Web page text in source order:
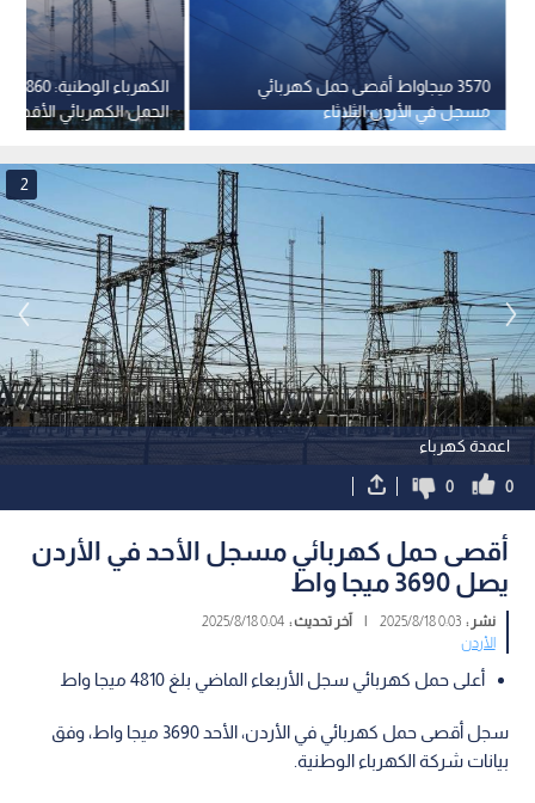
الحمل الكهربائي
السبت
3570 ميجاواط أقصى حمل كهربائي
مسجل في الأردن الثلاثاء
اعمدة كهرباء
2
0
0
أقصى حمل كهربائي مسجل الأحد في الأردن
يصل 3690 ميجا واط
نشر :0:03 2025/8/18
| آخر تحديث :0:04 2025/8/18
الأردن
أعلى حمل كهربائي سجل الأربعاء الماضي بلغ 4810 ميجا واط
سجل أقصى حمل كهربائي في الأردن، الأحد 3690 ميجا واط، وفق
بيانات شركة الكهرباء الوطنية.